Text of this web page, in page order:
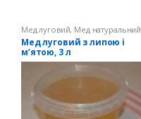
Мед луговий, Мед натуральний
Мед луговий з липою і
м’ятою, 3 л